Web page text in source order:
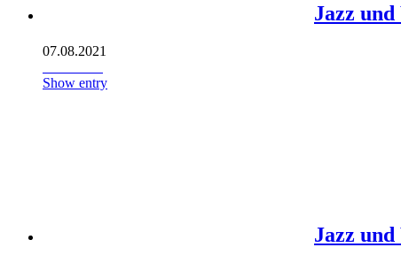
Jazz und
07.08.2021
Show entry
Jazz und